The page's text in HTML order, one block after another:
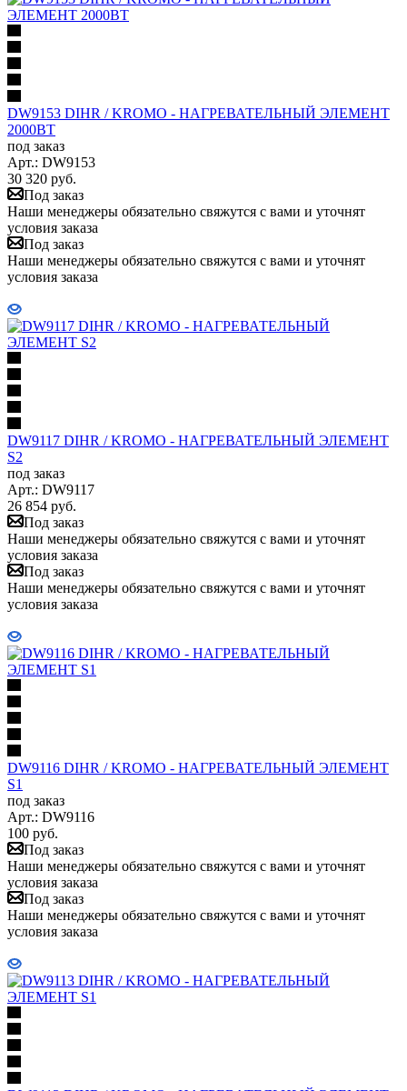
DW9153 DIHR / KROMO - НАГРЕВАТЕЛЬНЫЙ ЭЛЕМЕНТ
2000ВТ
под заказ
Арт.: DW9153
30 320 руб.
Под заказ
Наши менеджеры обязательно свяжутся с вами и уточнят
условия заказа
Под заказ
Наши менеджеры обязательно свяжутся с вами и уточнят
условия заказа
DW9117 DIHR / KROMO - НАГРЕВАТЕЛЬНЫЙ ЭЛЕМЕНТ
S2
под заказ
Арт.: DW9117
26 854 руб.
Под заказ
Наши менеджеры обязательно свяжутся с вами и уточнят
условия заказа
Под заказ
Наши менеджеры обязательно свяжутся с вами и уточнят
условия заказа
DW9116 DIHR / KROMO - НАГРЕВАТЕЛЬНЫЙ ЭЛЕМЕНТ
S1
под заказ
Арт.: DW9116
100 руб.
Под заказ
Наши менеджеры обязательно свяжутся с вами и уточнят
условия заказа
Под заказ
Наши менеджеры обязательно свяжутся с вами и уточнят
условия заказа